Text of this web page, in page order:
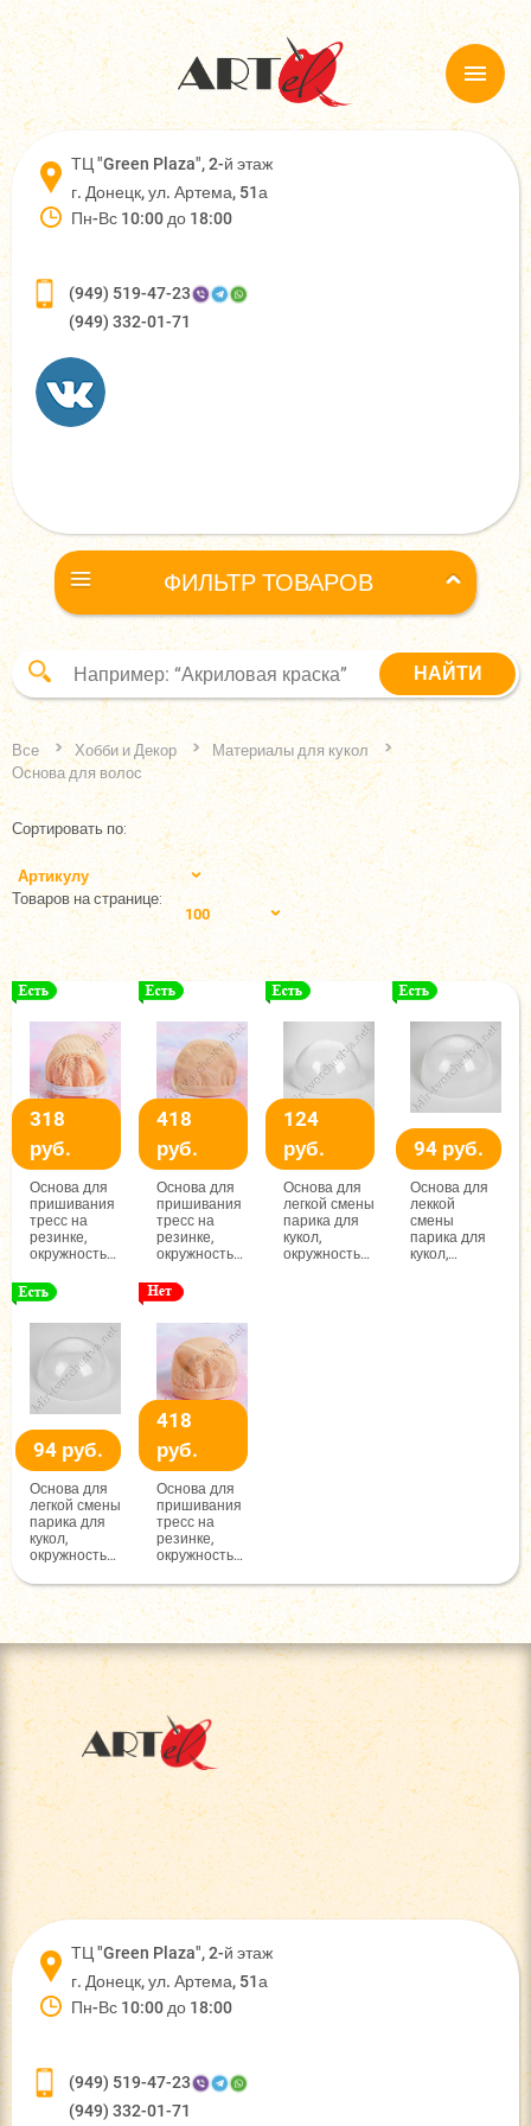
ТЦ "Green Plaza", 2-й этаж
г. Донецк, ул. Артема, 51а
Пн-Вс 10:00 до 18:00
(949) 519-47-23
(949) 332-01-71
ФИЛЬТР ТОВАРОВ
Все Хобби и Декор
Материалы для кукол
Основа для волос
Сортировать по:
Артикулу
Товаров на странице:
100
318
руб.
Основа для
пришивания
тресс на
резинке,
окружность
418
руб.
Основа для
пришивания
тресс на
резинке,
окружность
124
руб.
Основа для
легкой смены
парика для
кукол,
окружность
94 руб.
Основа для
леккой
смены
парика для
кукол,
94 руб.
Основа для
легкой смены
парика для
кукол,
окружность
418
руб.
Основа для
пришивания
тресс на
резинке,
окружность
ТЦ "Green Plaza", 2-й этаж
г. Донецк, ул. Артема, 51а
Пн-Вс 10:00 до 18:00
(949) 519-47-23
(949) 332-01-71